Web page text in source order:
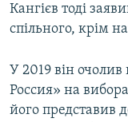
Кангієв тоді
спільного, крім
У 2019 він
Россия» на
його представив